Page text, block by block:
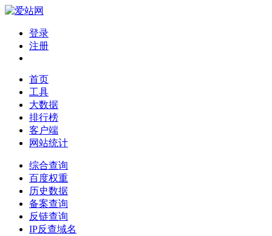
登录
注册
首页
工具
大数据
排行榜
客户端
网站统计
综合查询
百度权重
历史数据
备案查询
反链查询
IP反查域名